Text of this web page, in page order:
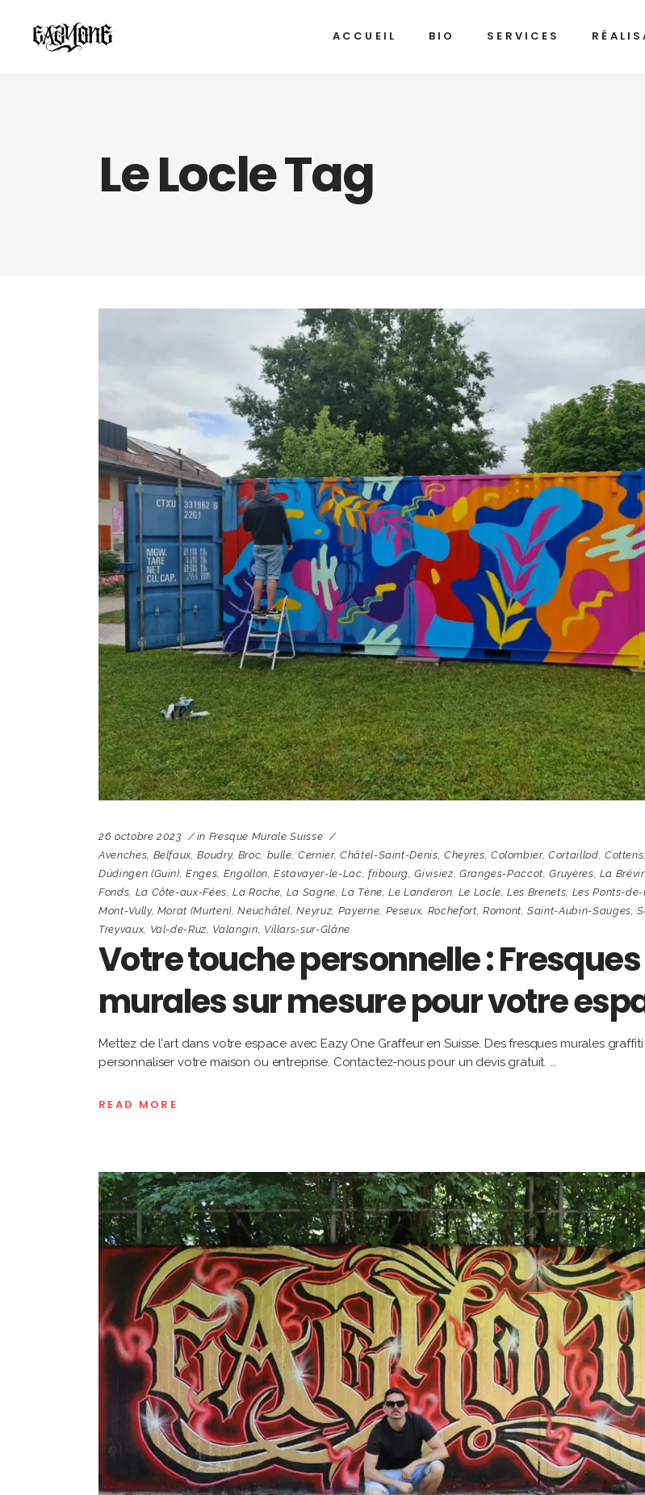
ACCUEIL BIO SERVICES
Le Locle Tag
26 octobre 2023 in Fresque Murale Suisse
Avenches, Belfaux,Boudry, Broc, bulle,Cernier, Châtel-Saint-Denis, Cheyres, Colombier,Cortaillod, Cottens,
Düdingen (Guin),Enges, Engollon,Estavayer-le-Lac, fribourg,Givisiez, Granges-Paccot,Gruyères, La
Fonds, La Côte-aux-Fées,La Roche, La Sagne,La Tène,Le Landeron, Le Locle,Les Brenets, Les Ponts-
Mont-Vully, Morat (Murten),Neuchâtel,Neyruz, Payerne, Peseux, Rochefort, Romont,Saint-Aubin-Sauges,
Treyvaux, Val-de-Ruz, Valangin, Villars-sur-Glâne
Votre touche personnelle : Fresques
murales sur mesure pour votre
Mettez de l'art dans votre espace avec Eazy One Graffeur en Suisse. Des fresques murales
personnaliser votre maison ou entreprise. Contactez-nous pour un devis gratuit.
READ MORE